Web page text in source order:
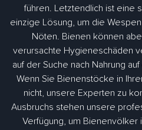
führen. Letztendlich ist eine
einzige Lösung, um die
Nöten. Bienen können
verursachte Hygieneschäden
auf der Suche nach Nahrung
Wenn Sie Bienenstöcke in
nicht, unsere Experten zu
Ausbruchs stehen unsere
Verfügung, um Bienenvölker